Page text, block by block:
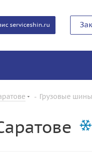
serviceshin.ru
- Грузовые